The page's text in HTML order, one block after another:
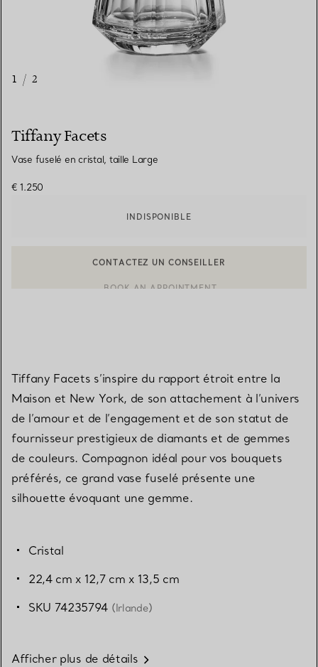
1 / 2
Tiffany Facets
Vase fuselé en cristal, taille Large
€ 1.250
INDISPONIBLE
Tiffany Facets s’inspire du rapport étroit entre la
Maison et New York, de son attachement à l’univers
de l’amour et de l’engagement et de son statut de
fournisseur prestigieux de diamants et de gemmes
de couleurs. Compagnon idéal pour vos bouquets
préférés, ce grand vase fuselé présente une
silhouette évoquant une gemme.
Cristal
22,4 cm x 12,7 cm x 13,5 cm
SKU 74235794 (Irlande)
Afficher plus de détails